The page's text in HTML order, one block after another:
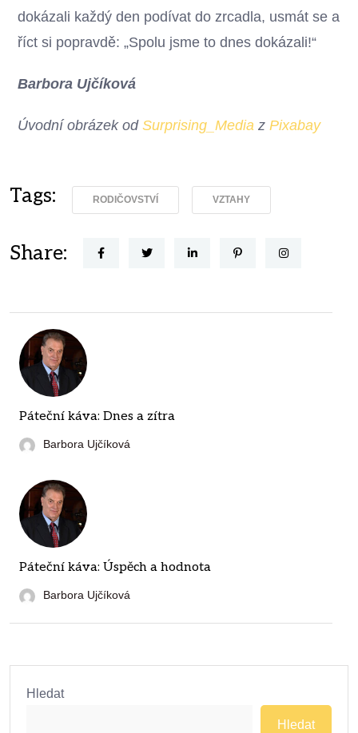
dokázali každý den podívat do zrcadla, usmát se a
říct si popravdě: „Spolu jsme to dnes dokázali!“
Barbora Ujčíková
Úvodní obrázek od Surprising_Media z Pixabay
Tags: RODIČOVSTVÍ VZTAHY
Share:
Páteční káva: Dnes a zítra
Barbora Ujčíková
Páteční káva: Úspěch a hodnota
Barbora Ujčíková
Hledat
Hledat